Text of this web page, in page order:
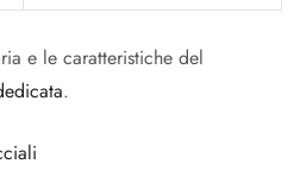
e le caratteristiche del
.